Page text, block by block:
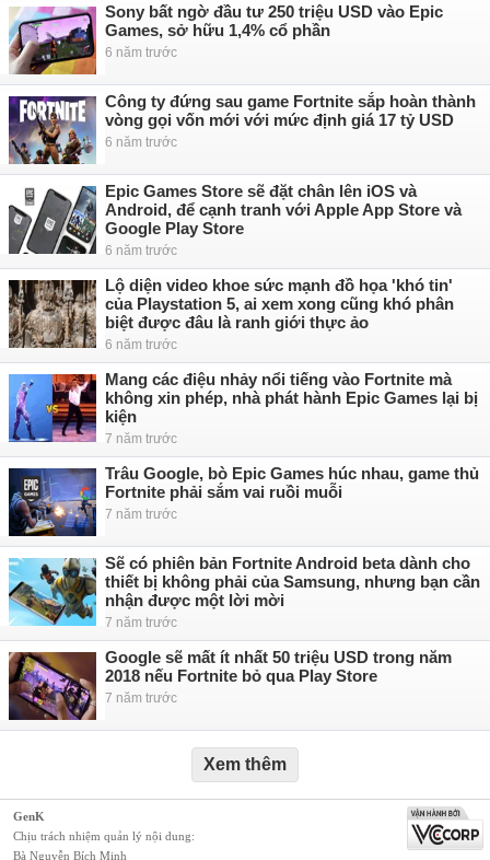
Sony bất ngờ đầu tư 250 triệu USD vào Epic
Games, sở hữu 1,4% cổ phần
6 năm trước
Công ty đứng sau game Fortnite sắp hoàn thành
vòng gọi vốn mới với mức định giá 17 tỷ USD
6 năm trước
Epic Games Store sẽ đặt chân lên iOS và
Android, để cạnh tranh với Apple App Store và
Google Play Store
6 năm trước
Lộ diện video khoe sức mạnh đồ họa 'khó tin'
của Playstation 5, ai xem xong cũng khó phân
biệt được đâu là ranh giới thực ảo
6 năm trước
Mang các điệu nhảy nổi tiếng vào Fortnite mà
không xin phép, nhà phát hành Epic Games lại bị
kiện
7 năm trước
Trâu Google, bò Epic Games húc nhau, game thủ
Fortnite phải sắm vai ruồi muỗi
7 năm trước
Sẽ có phiên bản Fortnite Android beta dành cho
thiết bị không phải của Samsung, nhưng bạn cần
nhận được một lời mời
7 năm trước
Google sẽ mất ít nhất 50 triệu USD trong năm
2018 nếu Fortnite bỏ qua Play Store
7 năm trước
Xem thêm
GenK
Chịu trách nhiệm quản lý nội dung:
Bà Nguyễn Bích Minh